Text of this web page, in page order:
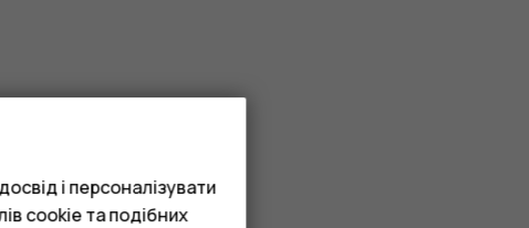
і персоналізувати
cookie та подібних